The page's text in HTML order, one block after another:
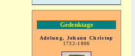
Gedenktage
Adelung, Johann Christop
1732-1806